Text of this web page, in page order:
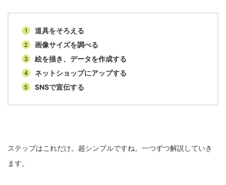
道具をそろえる
画像サイズを調べる
絵を描き、データを作成する
ネットショップにアップする
SNSで宣伝する
ステップはこれだけ。超シンプルですね。一つずつ解説していき
ます。